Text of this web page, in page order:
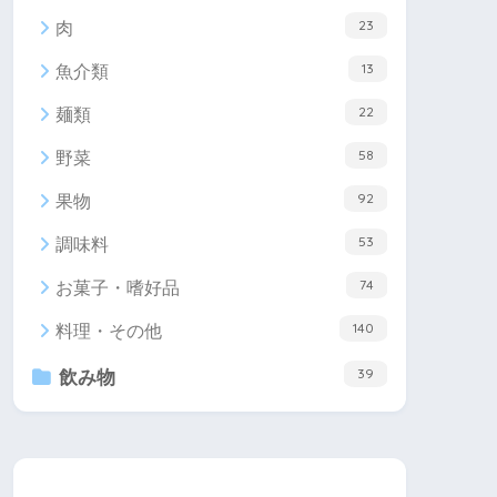
肉 23
魚介類 13
麺類 22
野菜 58
果物 92
調味料 53
お菓子・嗜好品 74
料理・その他 140
飲み物 39